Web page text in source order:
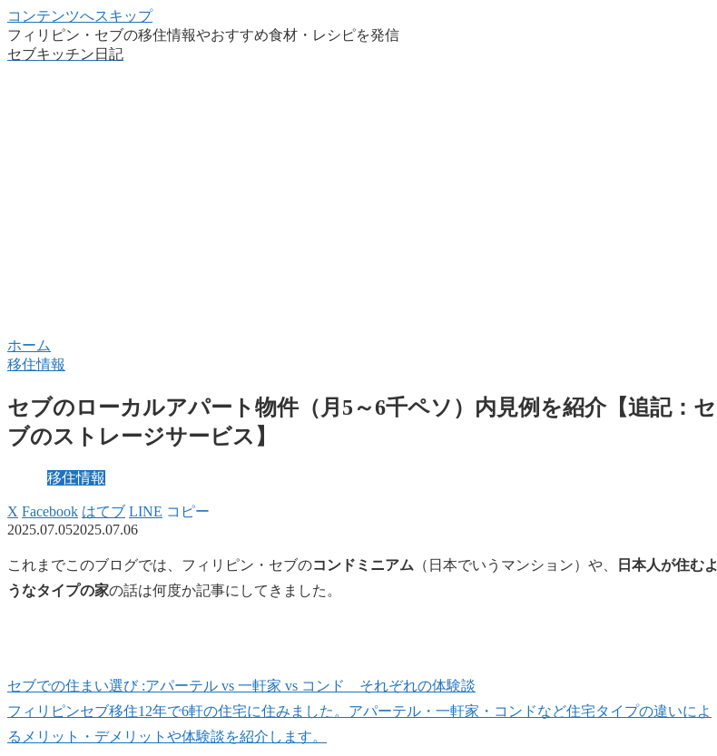
コンテンツへスキップ
フィリピン・セブの移住情報やおすすめ食材・レシピを発信
セブキッチン日記
ホーム
移住情報
セブのローカルアパート物件（月5～6千ペソ）内見例を紹介【追記：セ
ブのストレージサービス】
移住情報
X Facebook はてブ LINE コピー
2025.07.052025.07.06
これまでこのブログでは、フィリピン・セブのコンドミニアム （日本でいうマンション）や、
日本人が住むよ
うなタイプの家の話は何度か記事にしてきました。
セブでの住まい選び :アパーテル vs 一軒家 vs コンド それぞれの体験談
フィリピンセブ移住12年で6軒の住宅に住みました。アパーテル・一軒家・コンドなど住宅タイプの違いによ
るメリット・デメリットや体験談を紹介します。